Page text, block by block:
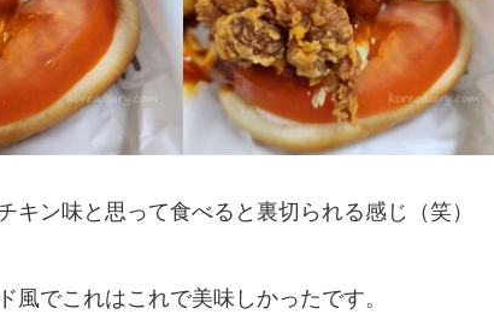
ン味と思って食べると裏切られる感じ（笑）
でこれはこれで美味しかったです。